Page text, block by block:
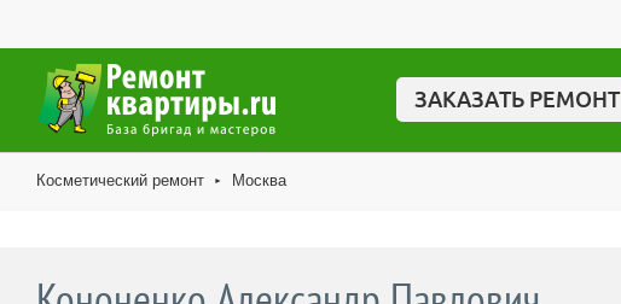
ЗАКАЗАТЬ РЕМОНТ
Косметический ремонт ► Москва